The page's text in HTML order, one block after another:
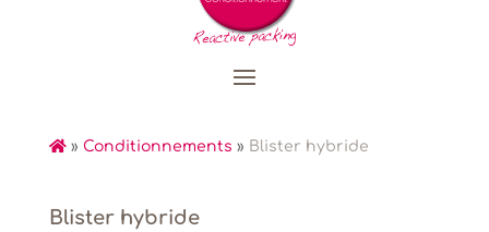
» Conditionnements » Blister hybride
Blister hybride